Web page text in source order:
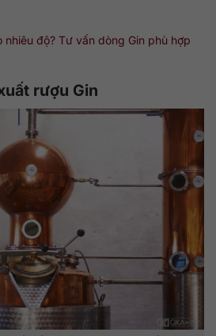
nhiêu độ? Tư vấn dòng Gin phù hợp
rượu Gin